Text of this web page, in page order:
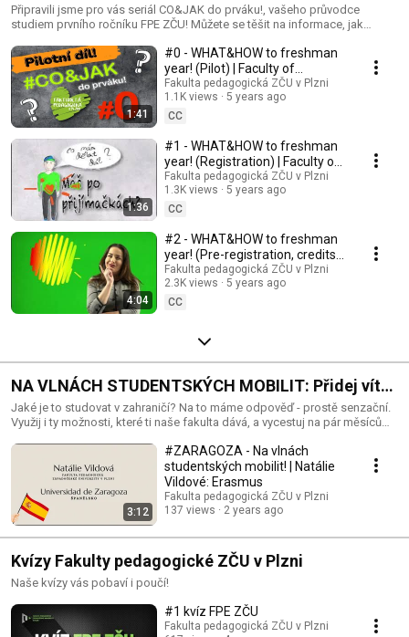
ročníku!
Připravili jsme pro vás seriál CO&JAK do prváku!, vašeho průvodce
studiem prvního ročníku FPE ZČU! Můžete se těšit na informace, jak
tipy a rady, které se vám jistě budou hodit.
1:41
#0 - WHAT&HOW to freshman
year! (Pilot) | Faculty of
Education UWB
Fakulta pedagogická ZČU v Plzni
1.1K views
5 years ago
CC
1:36
#1 - WHAT&HOW to freshman
year! (Registration) | Faculty of
Education UWB
Fakulta pedagogická ZČU v Plzni
1.3K views
5 years ago
CC
4:04
#2 - WHAT&HOW to freshman
year! (Pre-registration, credits) |
Faculty of Education UWB
Fakulta pedagogická ZČU v Plzni
2.3K views
5 years ago
CC
NA VLNÁCH STUDENTSKÝCH MOBILIT: Přidej vítr
do plachet a vyjeď na svojí stáž do zahraničí
Jaké je to studovat v zahraničí? Na to máme odpověď - prostě senzační.
Využij i ty možnosti, které ti naše fakulta dává, a vycestuj na pár měsíců
ví své i naše studentky a naši studenti. Mrkni na jejich story a vyjeď do
zahraničí studovat. Máme dostatek míst pro každého!
3:12
#ZARAGOZA - Na vlnách
studentských mobilit! | Natálie
Vildové: Erasmus
Fakulta pedagogická ZČU v Plzni
137 views
2 years ago
Kvízy Fakulty pedagogické ZČU v Plzni
Naše kvízy vás pobaví i poučí!
#1 kvíz FPE ZČU
Fakulta pedagogická ZČU v Plzni